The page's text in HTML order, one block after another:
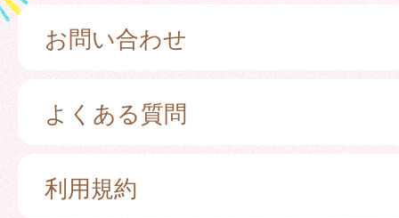
お問い合わせ
よくある質問
利用規約